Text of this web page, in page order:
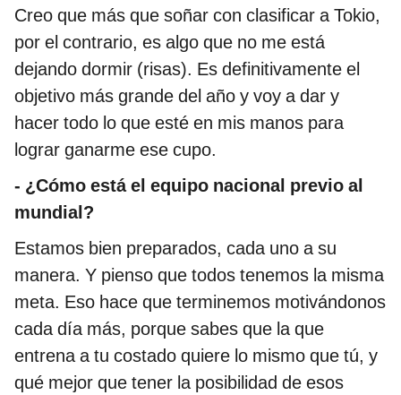
Creo que más que soñar con clasificar a Tokio,
por el contrario, es algo que no me está
dejando dormir (risas). Es definitivamente el
objetivo más grande del año y voy a dar y
hacer todo lo que esté en mis manos para
lograr ganarme ese cupo.
- ¿Cómo está el equipo nacional previo al
mundial?
Estamos bien preparados, cada uno a su
manera. Y pienso que todos tenemos la misma
meta. Eso hace que terminemos motivándonos
cada día más, porque sabes que la que
entrena a tu costado quiere lo mismo que tú, y
qué mejor que tener la posibilidad de esos